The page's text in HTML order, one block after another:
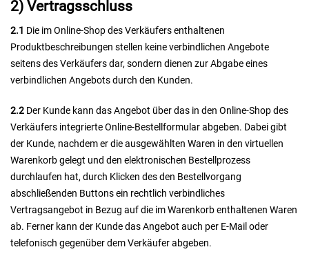
2) Vertragsschluss
2.1 Die im Online-Shop des Verkäufers enthaltenen
Produktbeschreibungen stellen keine verbindlichen Angebote
seitens des Verkäufers dar, sondern dienen zur Abgabe eines
verbindlichen Angebots durch den Kunden.
2.2 Der Kunde kann das Angebot über das in den Online-Shop des
Verkäufers integrierte Online-Bestellformular abgeben. Dabei gibt
der Kunde, nachdem er die ausgewählten Waren in den virtuellen
Warenkorb gelegt und den elektronischen Bestellprozess
durchlaufen hat, durch Klicken des den Bestellvorgang
abschließenden Buttons ein rechtlich verbindliches
Vertragsangebot in Bezug auf die im Warenkorb enthaltenen Waren
ab. Ferner kann der Kunde das Angebot auch per E-Mail oder
telefonisch gegenüber dem Verkäufer abgeben.